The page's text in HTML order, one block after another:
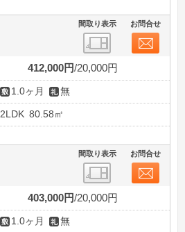
間取り表示 お問合せ
412,000円 20,000円
1.0ヶ月 無
2LDK 80.58㎡
間取り表示 お問合せ
403,000円 20,000円
1.0ヶ月 無